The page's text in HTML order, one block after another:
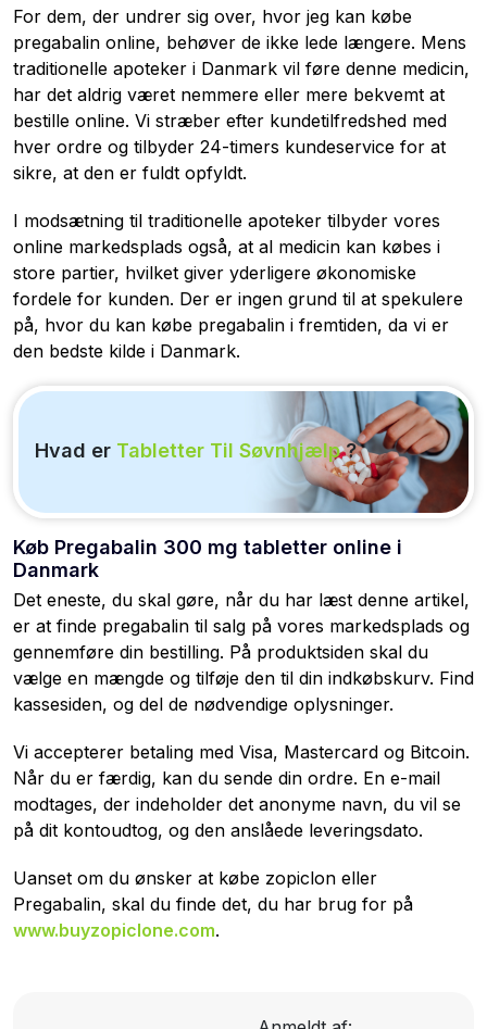
For dem, der undrer sig over, hvor jeg kan købe
pregabalin online, behøver de ikke lede længere. Mens
traditionelle apoteker i Danmark vil føre denne medicin,
har det aldrig været nemmere eller mere bekvemt at
bestille online. Vi stræber efter kundetilfredshed med
hver ordre og tilbyder 24-timers kundeservice for at
sikre, at den er fuldt opfyldt.
I modsætning til traditionelle apoteker tilbyder vores
online markedsplads også, at al medicin kan købes i
store partier, hvilket giver yderligere økonomiske
fordele for kunden. Der er ingen grund til at spekulere
på, hvor du kan købe pregabalin i fremtiden, da vi er
den bedste kilde i Danmark.
Hvad er Tabletter Til Søvnhjælp?
Køb Pregabalin 300 mg tabletter online i
Danmark
Det eneste, du skal gøre, når du har læst denne artikel,
er at finde pregabalin til salg på vores markedsplads og
gennemføre din bestilling. På produktsiden skal du
vælge en mængde og tilføje den til din indkøbskurv. Find
kassesiden, og del de nødvendige oplysninger.
Vi accepterer betaling med Visa, Mastercard og Bitcoin.
Når du er færdig, kan du sende din ordre. En e-mail
modtages, der indeholder det anonyme navn, du vil se
på dit kontoudtog, og den anslåede leveringsdato.
Uanset om du ønsker at købe zopiclon eller
Pregabalin, skal du finde det, du har brug for på
www.buyzopiclone.com.